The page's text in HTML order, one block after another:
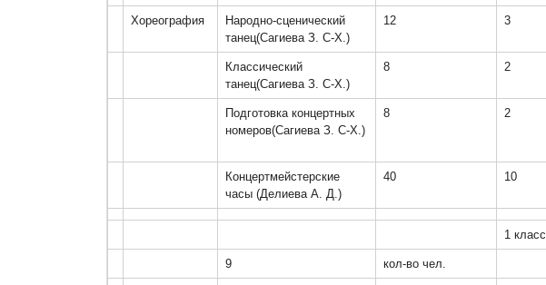
Хореография
Народно-сценический
танец(Сагиева З. С-Х.)
12 3
Классический
танец(Сагиева З. С-Х.)
8 2
Подготовка концертных
номеров(Сагиева З. С-Х.)
8 2
Концертмейстерские
часы (Делиева А. Д.)
40 10
1 класс
9 кол-во чел.